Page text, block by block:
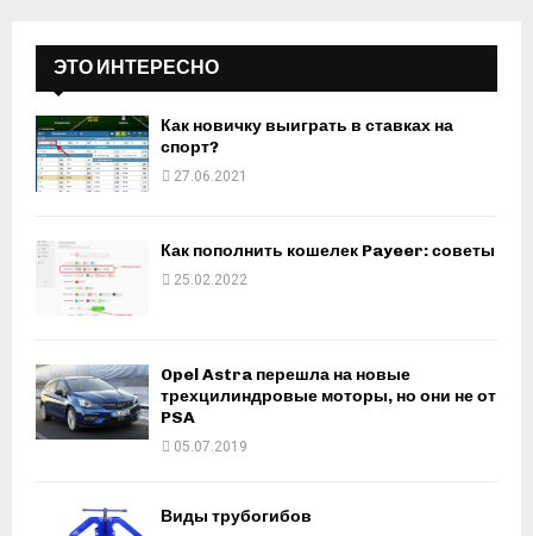
ЭТО ИНТЕРЕСНО
Как новичку выиграть в ставках на
спорт?
27.06.2021
Как пополнить кошелек Payeer: советы
25.02.2022
Opel Astra перешла на новые
трехцилиндровые моторы, но они не от
PSA
05.07.2019
Виды трубогибов